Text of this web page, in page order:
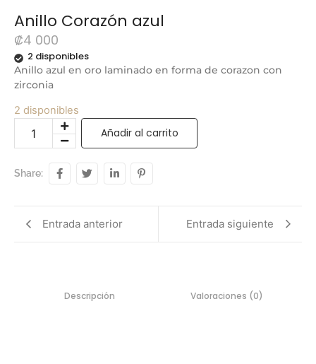
Anillo Corazón azul
₡4 000
2 disponibles
Anillo azul en oro laminado en forma de corazon con
zirconia
2 disponibles
Añadir al carrito
Share:
Entrada anterior Entrada siguiente
Descripción Valoraciones (0)